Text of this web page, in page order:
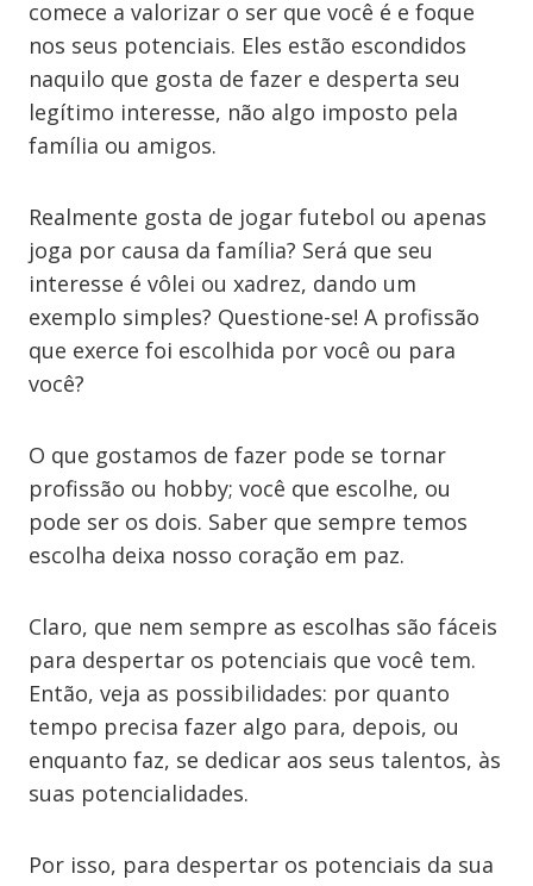
comece a valorizar o ser que você é e foque
nos seus potenciais. Eles estão escondidos
naquilo que gosta de fazer e desperta seu
legítimo interesse, não algo imposto pela
família ou amigos.
Realmente gosta de jogar futebol ou apenas
joga por causa da família? Será que seu
interesse é vôlei ou xadrez, dando um
exemplo simples? Questione-se! A profissão
que exerce foi escolhida por você ou para
você?
O que gostamos de fazer pode se tornar
profissão ou hobby; você que escolhe, ou
pode ser os dois. Saber que sempre temos
escolha deixa nosso coração em paz.
Claro, que nem sempre as escolhas são fáceis
para despertar os potenciais que você tem.
Então, veja as possibilidades: por quanto
tempo precisa fazer algo para, depois, ou
enquanto faz, se dedicar aos seus talentos, às
suas potencialidades.
Por isso, para despertar os potenciais da sua